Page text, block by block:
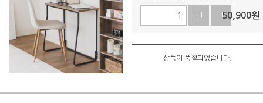
+1 -150,900원
상품이 품절되었습니다.